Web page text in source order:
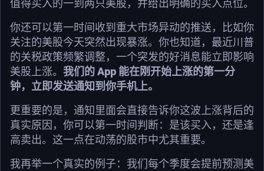
值得买入的一到两只美股，并给出明确的买入点位。
你还可以第一时间收到重大市场异动的推送，比如你
关注的美股今天突然出现暴涨。你也知道，最近川普
的关税政策频繁调整，一个突发的好消息能立即影响
美股上涨。 我们的 App 能在刚开始上涨的第一分
钟，立即发送通知到你手机上。
更重要的是，通知里面会直接告诉你这波上涨背后的
真实原因，你可以第一时间判断：是该买入，还是逢
高卖出。这一点在动荡的股市中尤其重要。
我再举一个真实的例子：我们每个季度会提前预测美